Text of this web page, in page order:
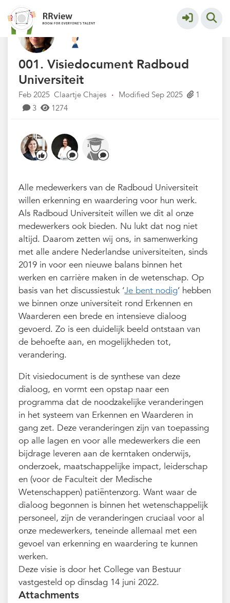
Kennisbank // Knowledge Base More
001. Visiedocument Radboud
Universiteit
Feb 2025 Claartje Chajes · Modified Sep 2025
1
3
1274
Alle medewerkers van de Radboud Universiteit
willen erkenning en waardering voor hun werk.
Als Radboud Universiteit willen we dit al onze
medewerkers ook bieden. Nu lukt dat nog niet
altijd. Daarom zetten wij ons, in samenwerking
met alle andere Nederlandse universiteiten, sinds
2019 in voor een nieuwe balans binnen het
werken en carrière maken in de wetenschap. Op
basis van het discussiestuk ‘Je bent nodig’ hebben
we binnen onze universiteit rond Erkennen en
Waarderen een brede en intensieve dialoog
gevoerd. Zo is een duidelijk beeld ontstaan van
de behoefte aan, en mogelijkheden tot,
verandering.
Dit visiedocument is de synthese van deze
dialoog, en vormt een opstap naar een
programma dat de noodzakelijke veranderingen
in het systeem van Erkennen en Waarderen in
gang zet. Deze veranderingen zijn van toepassing
op alle lagen en voor alle medewerkers die een
bijdrage leveren aan de kerntaken onderwijs,
onderzoek, maatschappelijke impact, leiderschap
en (voor de Faculteit der Medische
Wetenschappen) patiëntenzorg. Want waar de
dialoog begonnen is binnen het wetenschappelijk
personeel, zijn de veranderingen cruciaal voor al
onze medewerkers, teneinde allemaal met een
gevoel van erkenning en waardering te kunnen
werken.
Deze visie is door het College van Bestuur
vastgesteld op dinsdag 14 juni 2022.
Attachments